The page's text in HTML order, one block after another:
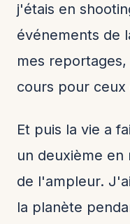
j'étais en
événements de
mes
cours pour
Et puis la vie a
un deuxième
de l'ampleur.
la planète